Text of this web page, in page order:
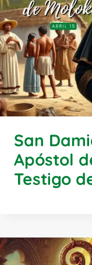
San
Apóstol
Testigo